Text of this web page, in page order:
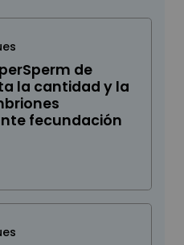
de
la cantidad y la
fecundación